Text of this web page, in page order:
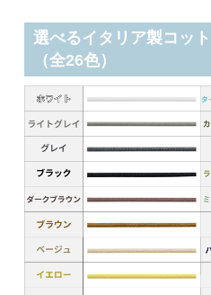
選べるイタリア製コッ
（全26色）